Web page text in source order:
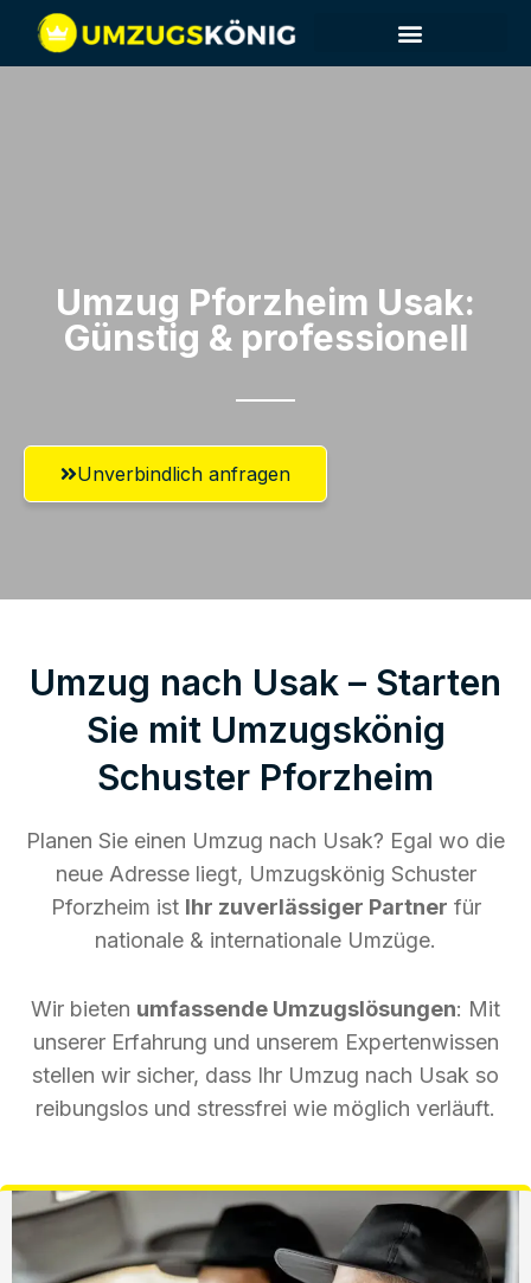
Umzug Pforzheim​ Usak:
Günstig & professionell​
Unverbindlich anfragen
Umzug nach Usak – Starten
Sie mit Umzugskönig
Schuster Pforzheim
Planen Sie einen Umzug nach Usak? Egal wo die
neue Adresse liegt, Umzugskönig Schuster
Pforzheim ist Ihr zuverlässiger Partner für
nationale & internationale Umzüge.
Wir bieten umfassende Umzugslösungen: Mit
unserer Erfahrung und unserem Expertenwissen
stellen wir sicher, dass Ihr Umzug nach Usak so
reibungslos und stressfrei wie möglich verläuft.